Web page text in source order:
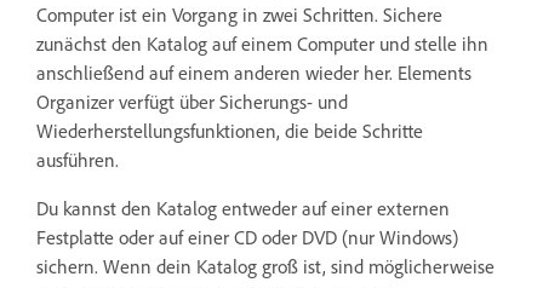
Computer ist ein Vorgang in zwei Schritten. Sichere
zunächst den Katalog auf einem Computer und stelle ihn
anschließend auf einem anderen wieder her. Elements
Organizer verfügt über Sicherungs- und
Wiederherstellungsfunktionen, die beide Schritte
ausführen.
Du kannst den Katalog entweder auf einer externen
Festplatte oder auf einer CD oder DVD (nur Windows)
sichern. Wenn dein Katalog groß ist, sind möglicherweise